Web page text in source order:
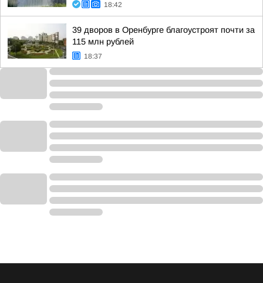
18:42
39 дворов в Оренбурге благоустроят почти за
115 млн рублей
18:37